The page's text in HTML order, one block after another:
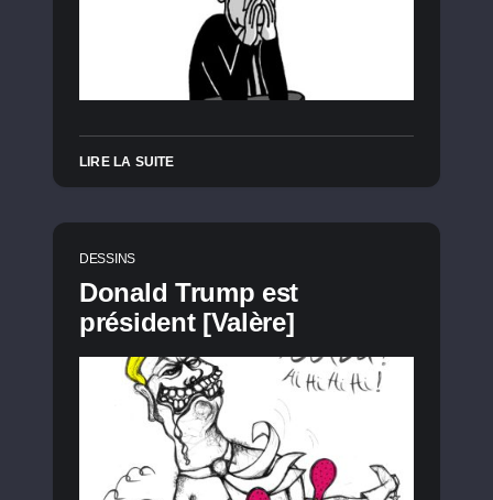
LIRE LA SUITE
DESSINS
Donald Trump est
président [Valère]